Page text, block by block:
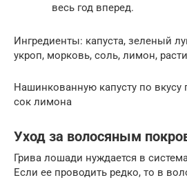
весь год вперед.
Ингредиенты: капуста, зеленый
укроп, морковь, соль, лимон,
Нашинкованную капусту по
сок лимона
Уход за волосяным
Грива лошади нуждается в
Если ее проводить редко, то в